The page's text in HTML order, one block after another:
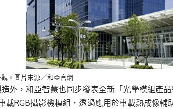
。圖片來源／和亞官網
外，和亞智慧也同步發表全新「光學模組產
載RGB攝影機模組，透過應用於車載熱成像